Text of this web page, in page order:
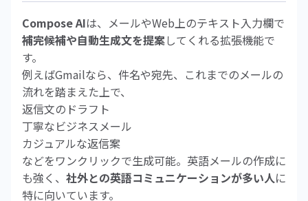
Compose AIは、メールやWeb上のテキスト入力欄で
補完候補や自動生成文を提案してくれる拡張機能で
す。
例えばGmailなら、件名や宛先、これまでのメールの
流れを踏まえた上で、
返信文のドラフト
丁寧なビジネスメール
カジュアルな返信案
などをワンクリックで生成可能。英語メールの作成に
も強く、 社外との英語コミュニケーションが多い人に
特に向いています。